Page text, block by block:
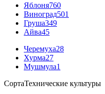
Яблоня760
Виноград501
Груша349
Айва45
Черемуха28
Хурма27
Мушмула1
СортаТехнические культуры